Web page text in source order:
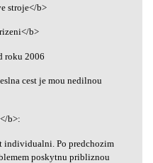
stroje</b>
b>
roku 2006
cest je mou nedilnou
b>:
individualni. Po predchozim
poskytnu pribliznou